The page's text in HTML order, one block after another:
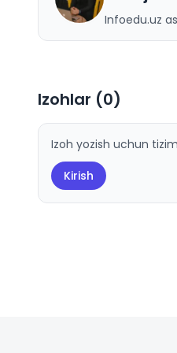
Infoedu.uz
Izohlar (0)
Izoh yozish uchun
Kirish